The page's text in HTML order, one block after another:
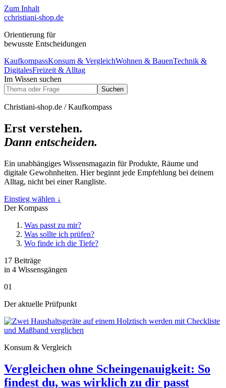
Zum Inhalt
cchristiani-shop.de
Orientierung für
bewusste Entscheidungen
KaufkompassKonsum & VergleichWohnen & BauenTechnik &
DigitalesFreizeit & Alltag
Im Wissen suchen
Suchen
Christiani-shop.de / Kaufkompass
Erst verstehen.
Dann entscheiden.
Ein unabhängiges Wissensmagazin für Produkte, Räume und
digitale Gewohnheiten. Hier beginnt jede Empfehlung bei deinem
Alltag, nicht bei einer Rangliste.
Einstieg wählen ↓
Der Kompass
Was passt zu mir?
Was sollte ich prüfen?
Wo finde ich die Tiefe?
17 Beiträge
in 4 Wissensgängen
01
Der aktuelle Prüfpunkt
Konsum & Vergleich
Vergleichen ohne Scheingenauigkeit: So
findest du, was wirklich zu dir passt